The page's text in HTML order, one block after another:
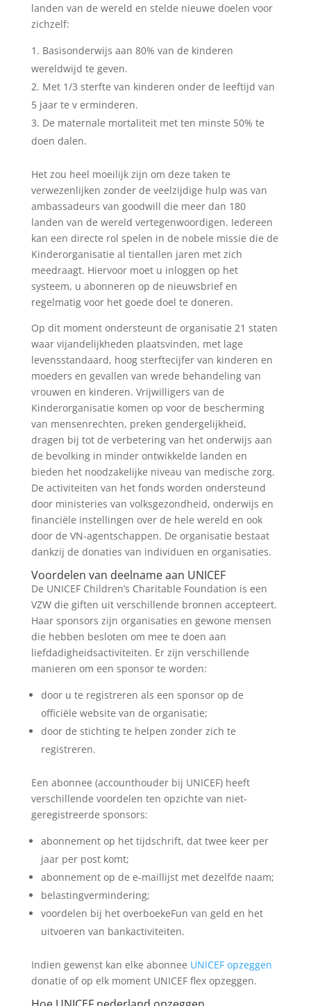
landen van de wereld en stelde nieuwe doelen voor
zichzelf:
Basisonderwijs aan 80% van de kinderen
wereldwijd te geven.
Met 1/3 sterfte van kinderen onder de leeftijd van
5 jaar te v erminderen.
De maternale mortaliteit met ten minste 50% te
doen dalen.
Het zou heel moeilijk zijn om deze taken te
verwezenlijken zonder de veelzijdige hulp was van
ambassadeurs van goodwill die meer dan 180
landen van de wereld vertegenwoordigen. Iedereen
kan een directe rol spelen in de nobele missie die de
Kinderorganisatie al tientallen jaren met zich
meedraagt. Hiervoor moet u inloggen op het
systeem, u abonneren op de nieuwsbrief en
regelmatig voor het goede doel te doneren.
Op dit moment ondersteunt de organisatie 21 staten
waar vijandelijkheden plaatsvinden, met lage
levensstandaard, hoog sterftecijfer van kinderen en
moeders en gevallen van wrede behandeling van
vrouwen en kinderen. Vrijwilligers van de
Kinderorganisatie komen op voor de bescherming
van mensenrechten, preken gendergelijkheid,
dragen bij tot de verbetering van het onderwijs aan
de bevolking in minder ontwikkelde landen en
bieden het noodzakelijke niveau van medische zorg.
De activiteiten van het fonds worden ondersteund
door ministeries van volksgezondheid, onderwijs en
financiële instellingen over de hele wereld en ook
door de VN-agentschappen. De organisatie bestaat
dankzij de donaties van individuen en organisaties.
Voordelen van deelname aan UNICEF
De UNICEF Children’s Charitable Foundation is een
VZW die giften uit verschillende bronnen accepteert.
Haar sponsors zijn organisaties en gewone mensen
die hebben besloten om mee te doen aan
liefdadigheidsactiviteiten. Er zijn verschillende
manieren om een sponsor te worden:
door u te registreren als een sponsor op de
officiële website van de organisatie;
door de stichting te helpen zonder zich te
registreren.
Een abonnee (accounthouder bij UNICEF) heeft
verschillende voordelen ten opzichte van niet-
geregistreerde sponsors:
abonnement op het tijdschrift, dat twee keer per
jaar per post komt;
abonnement op de e-maillijst met dezelfde naam;
belastingvermindering;
voordelen bij het overboekeFun van geld en het
uitvoeren van bankactiviteiten.
Indien gewenst kan elke abonnee UNICEF opzeggen
donatie of op elk moment UNICEF flex opzeggen.